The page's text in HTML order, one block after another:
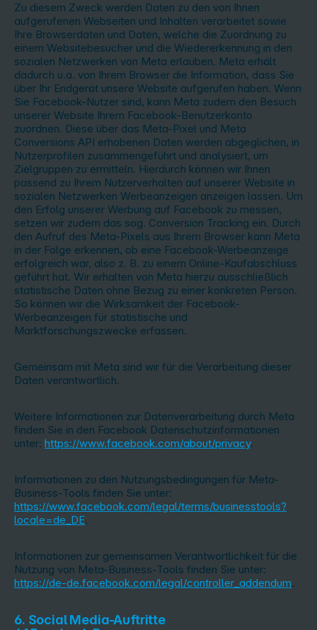
Zu diesem Zweck werden Daten zu den von Ihnen
aufgerufenen Webseiten und Inhalten verarbeitet sowie
Ihre Browserdaten und Daten, welche die Zuordnung zu
einem Websitebesucher und die Wiedererkennung in den
sozialen Netzwerken von Meta erlauben. Meta erhält
dadurch u.a. von Ihrem Browser die Information, dass Sie
über Ihr Endgerät unsere Website aufgerufen haben. Wenn
Sie Facebook-Nutzer sind, kann Meta zudem den Besuch
unserer Website Ihrem Facebook-Benutzerkonto
zuordnen. Diese über das Meta-Pixel und Meta
Conversions API erhobenen Daten werden abgeglichen, in
Nutzerprofilen zusammengeführt und analysiert, um
Zielgruppen zu ermitteln. Hierdurch können wir Ihnen
passend zu Ihrem Nutzerverhalten auf unserer Website in
sozialen Netzwerken Werbeanzeigen anzeigen lassen. Um
den Erfolg unserer Werbung auf Facebook zu messen,
setzen wir zudem das sog. Conversion Tracking ein. Durch
den Aufruf des Meta-Pixels aus Ihrem Browser kann Meta
in der Folge erkennen, ob eine Facebook-Werbeanzeige
erfolgreich war, also z. B. zu einem Online-Kaufabschluss
geführt hat. Wir erhalten von Meta hierzu ausschließlich
statistische Daten ohne Bezug zu einer konkreten Person.
So können wir die Wirksamkeit der Facebook-
Werbeanzeigen für statistische und
Marktforschungszwecke erfassen.
Gemeinsam mit Meta sind wir für die Verarbeitung dieser
Daten verantwortlich.
Weitere Informationen zur Datenverarbeitung durch Meta
finden Sie in den Facebook Datenschutzinformationen
unter: https://www.facebook.com/about/privacy.
Informationen zu den Nutzungsbedingungen für Meta-
Business-Tools finden Sie unter:
https://www.facebook.com/legal/terms/businesstools?
locale=de_DE.
Informationen zur gemeinsamen Verantwortlichkeit für die
Nutzung von Meta-Business-Tools finden Sie unter:
https://de-de.facebook.com/legal/controller_addendum.
6. Social Media-Auftritte